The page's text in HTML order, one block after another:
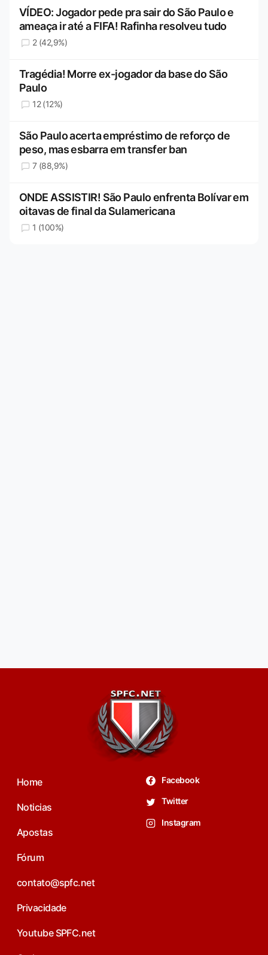
VÍDEO: Jogador pede pra sair do São Paulo e
ameaça ir até a FIFA! Rafinha resolveu tudo
2 (42,9%)
Tragédia! Morre ex-jogador da base do São
Paulo
12 (12%)
São Paulo acerta empréstimo de reforço de
peso, mas esbarra em transfer ban
7 (88,9%)
ONDE ASSISTIR! São Paulo enfrenta Bolívar em
oitavas de final da Sulamericana
1 (100%)
Home
Noticias
Apostas
Fórum
contato@spfc.net
Privacidade
Youtube SPFC.net
Facebook
Twitter
Instagram